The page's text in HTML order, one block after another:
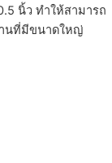
นิ้ว ทำให้สามารถ
นที่มีขนาดใหญ่